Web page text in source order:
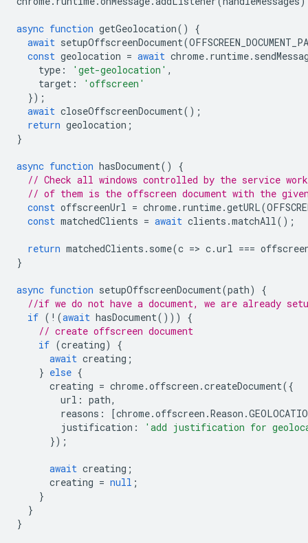
async function getGeolocation()
{
await setupOffscreenDocument(
const geolocation = await chrome. runtime.
type : 'get-geolocation' ,
target :
'offscreen'
});
await closeOffscreenDocument();
return geolocation ;
}
async function hasDocument()
{
// Check all windows controlled by the service
// of them is the offscreen document with the
const offscreenUrl = chrome. runtime.getURL(
const matchedClients = await clients .matchAll ();
return matchedClients . some(c => c.url ===
}
async function setupOffscreenDocument(path)
{
//if we do not have a document, we are already
if ( ! (await hasDocument()))
{
// create offscreen document
if (creating)
{
await creating ;
} else {
creating = chrome.offscreen .createDocument({
url : path,
reasons : [chrome.offscreen .Reason .
justification :
'add justification for
});
await creating ;
creating = null ;
}
}
}